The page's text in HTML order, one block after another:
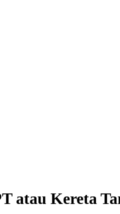
atau Kereta